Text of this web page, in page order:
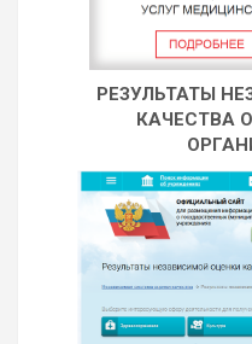
РЕЗУЛЬТАТЫ
КАЧЕСТВА